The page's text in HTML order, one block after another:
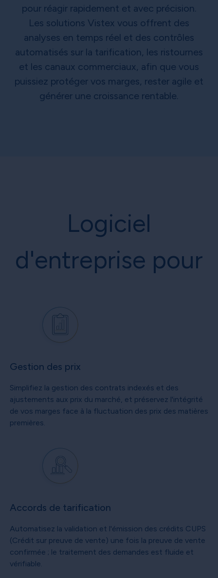
pour réagir rapidement et avec précision.
Les solutions Vistex vous offrent des
analyses en temps réel et des contrôles
automatisés sur la tarification, les ristournes
et les canaux commerciaux, afin que vous
puissiez protéger vos marges, rester agile et
générer une croissance rentable.
Logiciel
d'entreprise pour
Gestion des prix
Simplifiez la gestion des contrats indexés et des
ajustements aux prix du marché, et préservez l'intégrité
de vos marges face à la fluctuation des prix des matières
premières.
Accords de tarification
Automatisez la validation et l'émission des crédits CUPS
(Crédit sur preuve de vente) une fois la preuve de vente
confirmée ; le traitement des demandes est fluide et
vérifiable.